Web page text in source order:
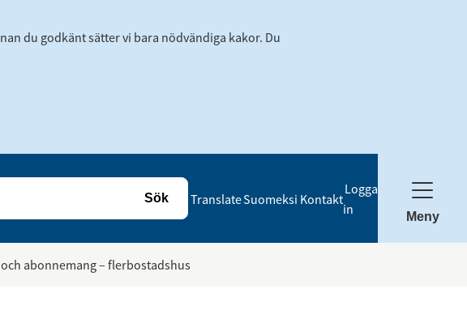
du godkänt sätter vi bara nödvändiga kakor. Du
TranslateSuomeksi Kontakt
Logga
in
Meny
abonnemang – flerbostadshus